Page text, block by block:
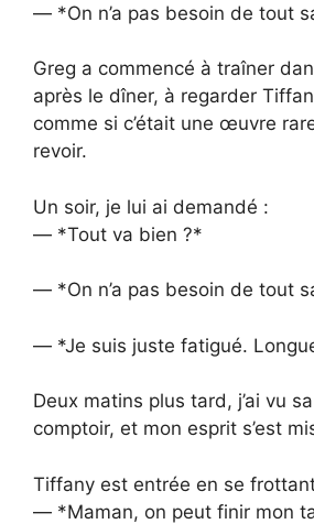
— *On n’a pas besoin de tout
Greg a commencé à traîner
après le dîner, à regarder
comme si c’était une œuvre rare
revoir.
Un soir, je lui ai demandé :
— *Tout va bien ?*
— *On n’a pas besoin de tout
— *Je suis juste fatigué.
Deux matins plus tard, j’ai vu
comptoir, et mon esprit s’est
Tiffany est entrée en se
— *Maman, on peut finir mon